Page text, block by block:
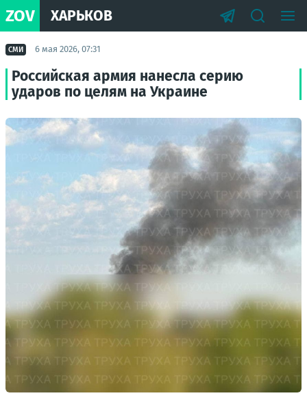
ZOV ХАРЬКОВ
СМИ 6 мая 2026, 07:31
Российская армия нанесла серию
ударов по целям на Украине